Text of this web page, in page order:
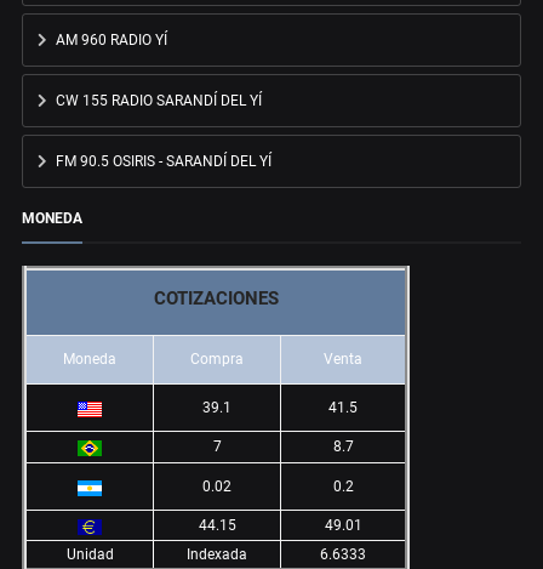
AM 960 RADIO YÍ
CW 155 RADIO SARANDÍ DEL YÍ
FM 90.5 OSIRIS - SARANDÍ DEL YÍ
MONEDA
COTIZACIONES
Moneda Compra Venta
39.1 41.5
7 8.7
0.02 0.2
44.15
49.01
Unidad
Indexada 6.6333